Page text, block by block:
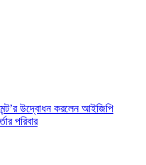
উদ্বোধন করলেন আইজিপি
পরিবার